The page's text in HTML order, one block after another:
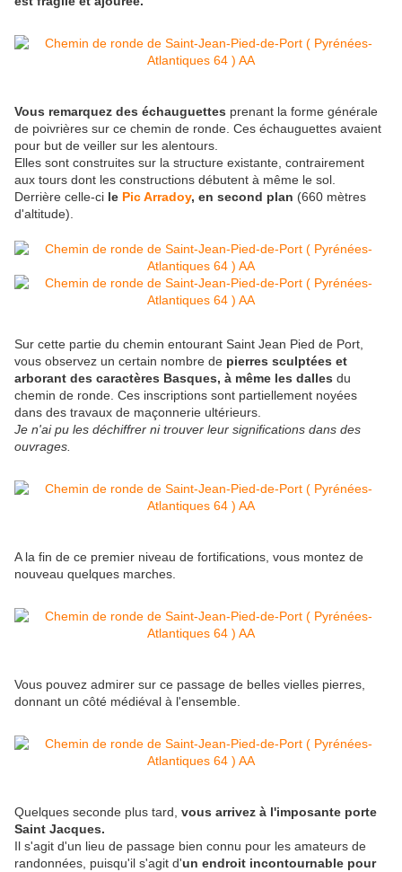
Vous remarquez des échauguettes prenant la forme générale
de poivrières sur ce chemin de ronde. Ces échauguettes avaient
pour but de veiller sur les alentours.
Elles sont construites sur la structure existante, contrairement
aux tours dont les constructions débutent à même le sol.
Derrière celle-ci le Pic Arradoy, en second plan (660 mètres
d'altitude).
Sur cette partie du chemin entourant Saint Jean Pied de Port,
vous observez un certain nombre de pierres sculptées et
arborant des caractères Basques, à même les dalles du
chemin de ronde. Ces inscriptions sont partiellement noyées
dans des travaux de maçonnerie ultérieurs.
Je n'ai pu les déchiffrer ni trouver leur significations dans des
ouvrages.
A la fin de ce premier niveau de fortifications, vous montez de
nouveau quelques marches.
Vous pouvez admirer sur ce passage de belles vielles pierres,
donnant un côté médiéval à l'ensemble.
Quelques seconde plus tard, vous arrivez à l'imposante porte
Saint Jacques.
Il s'agit d'un lieu de passage bien connu pour les amateurs de
randonnées, puisqu'il s'agit d'un endroit incontournable pour